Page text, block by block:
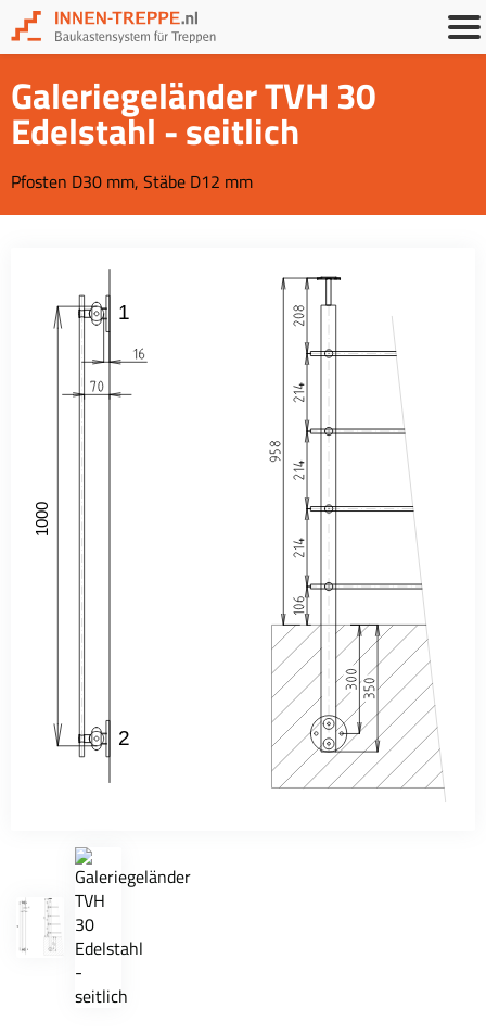
Galeriegeländer TVH 30
Edelstahl - seitlich
Pfosten D30 mm, Stäbe D12 mm
1
2
1000